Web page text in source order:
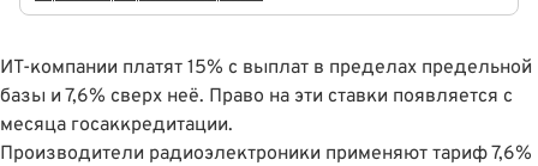
ИТ-компании платят 15% с выплат в пределах предельной
базы и 7,6% сверх неё. Право на эти ставки появляется с
месяца госаккредитации.
Производители радиоэлектроники применяют тариф 7,6%